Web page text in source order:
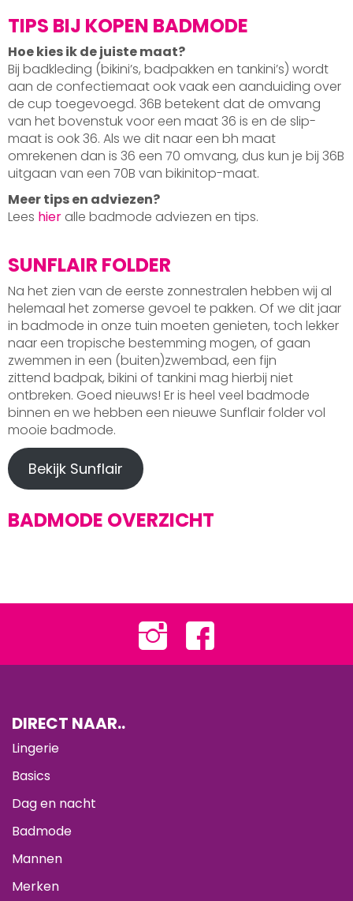
TIPS BIJ KOPEN BADMODE
Hoe kies ik de juiste maat?
Bij badkleding (bikini’s, badpakken en tankini’s) wordt
aan de confectiemaat ook vaak een aanduiding over
de cup toegevoegd. 36B betekent dat de omvang
van het bovenstuk voor een maat 36 is en de slip-
maat is ook 36. Als we dit naar een bh maat
omrekenen dan is 36 een 70 omvang, dus kun je bij 36B
uitgaan van een 70B van bikinitop-maat.
Meer tips en adviezen?
Lees hier alle badmode adviezen en tips.
SUNFLAIR FOLDER
Na het zien van de eerste zonnestralen hebben wij al
helemaal het zomerse gevoel te pakken. Of we dit jaar
in badmode in onze tuin moeten genieten, toch lekker
naar een tropische bestemming mogen, of gaan
zwemmen in een (buiten)zwembad, een fijn
zittend badpak, bikini of tankini mag hierbij niet
ontbreken. Goed nieuws! Er is heel veel badmode
binnen en we hebben een nieuwe Sunflair folder vol
mooie badmode.
Bekijk Sunflair
BADMODE OVERZICHT
DIRECT NAAR..
Lingerie
Basics
Dag en nacht
Badmode
Mannen
Merken